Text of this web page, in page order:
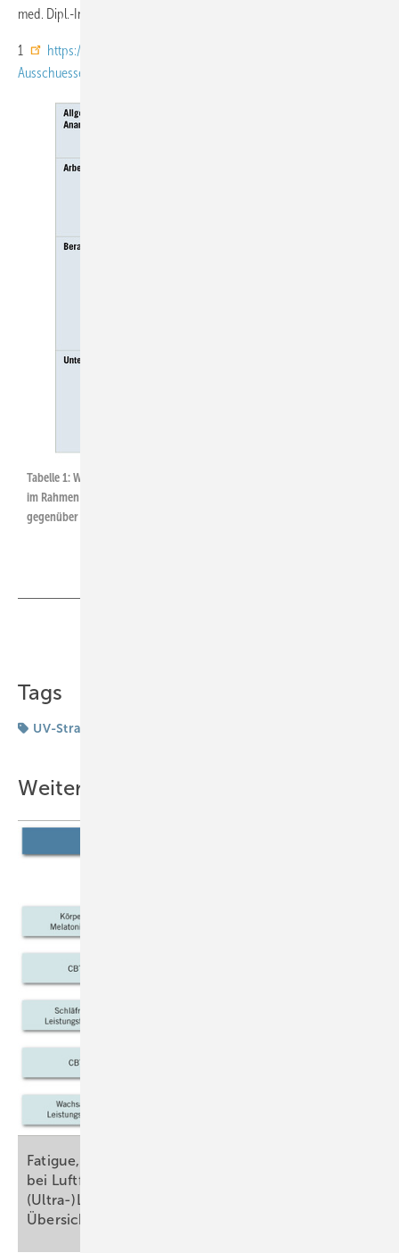
med. Dipl.-Ing. Stephan Letzel), Universitätsmedizin Mainz
1
https://www.baua.de/DE/Aufgaben/Geschaeftsfuehrung-von-
Ausschuessen/AfAMed/Ausschuss-fuer-Arbeitsmedizin_node.html
Tabelle 1:Wichtige Inhalte der Anamnese, Beratung und Untersuchung
im Rahmen der arbeitsmedizinischen Vorsorge bei beruflicher Exposition
gegenüber natürlichem UV-Licht
Tags
UV-Strahlung
Weitere Inhalte
Fatigue, Arbeitsbelastung und Gesundheitsrisiken
bei Luftfahrzeugbesatzungen von
(Ultra-)Langstreckenflügen – eine
Übersichtsarbeit